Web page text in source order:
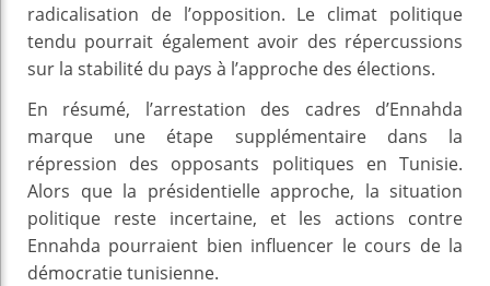
radicalisation de l’opposition. Le climat politique
tendu pourrait également avoir des répercussions
sur la stabilité du pays à l’approche des élections.
En résumé, l’arrestation des cadres d’Ennahda
marque une étape supplémentaire dans la
répression des opposants politiques en Tunisie.
Alors que la présidentielle approche, la situation
politique reste incertaine, et les actions contre
Ennahda pourraient bien influencer le cours de la
démocratie tunisienne.